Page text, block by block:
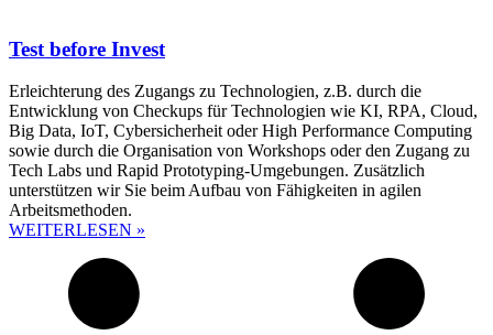
Test before Invest
Erleichterung des Zugangs zu Technologien, z.B. durch die
Entwicklung von Checkups für Technologien wie KI, RPA, Cloud,
Big Data, IoT, Cybersicherheit oder High Performance Computing
sowie durch die Organisation von Workshops oder den Zugang zu
Tech Labs und Rapid Prototyping-Umgebungen. Zusätzlich
unterstützen wir Sie beim Aufbau von Fähigkeiten in agilen
Arbeitsmethoden.
WEITERLESEN »